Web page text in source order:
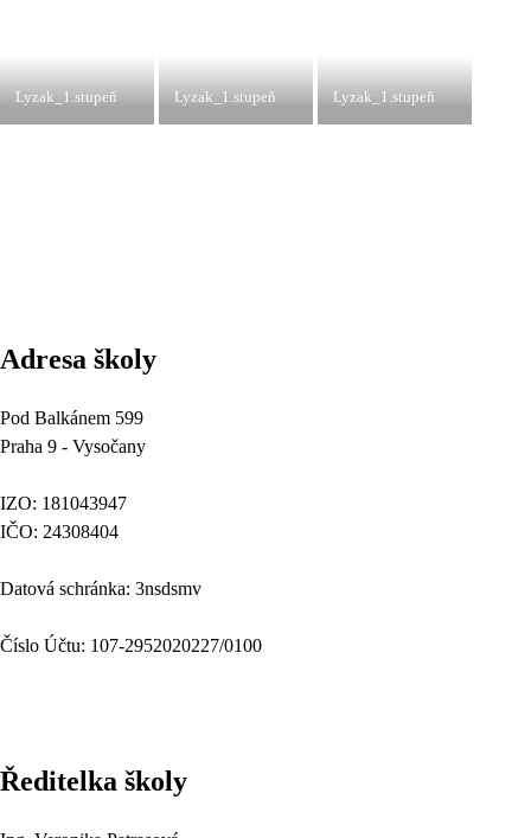
Lyzak_1.stupeň Lyzak_1.stupeň Lyzak_1.stupeň
Adresa školy
Pod Balkánem 599
Praha 9 - Vysočany
IZO: 181043947
IČO: 24308404
Datová schránka: 3nsdsmv
Číslo Účtu: 107-2952020227/0100
Ředitelka školy